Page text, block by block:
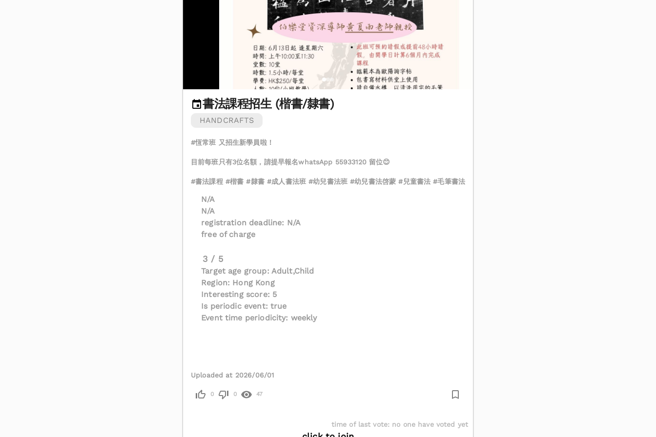
書法課程招生 (楷書/隸書)
HANDCRAFTS
#恆常班 又招生新學員啦！
目前每班只有3位名額，請提早報名whatsApp 55933120 留位😊
#書法課程 #楷書 #隸書 #成人書法班 #幼兒書法班 #幼兒書法啓蒙 #兒童書法 #毛筆書法
N/A
N/A
registration deadline: N/A
free of charge
3 / 5
Target age group: Adult,Child
Region: Hong Kong
Interesting score: 5
Is periodic event: true
Event time periodicity: weekly
Uploaded at 2026/06/01
0 0 47
time of last vote: no one have voted yet